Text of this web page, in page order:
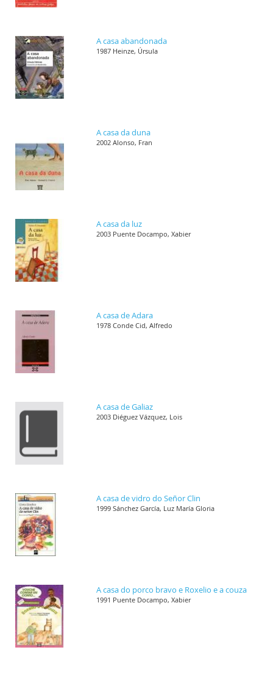
A casa abandonada
1987 Heinze, Úrsula
A casa da duna
2002 Alonso, Fran
A casa da luz
2003 Puente Docampo, Xabier
A casa de Adara
1978 Conde Cid, Alfredo
A casa de Galiaz
2003 Diéguez Vázquez, Lois
A casa de vidro do Señor Clin
1999 Sánchez García, Luz María Gloria
A casa do porco bravo e Roxelio e a couza
1991 Puente Docampo, Xabier